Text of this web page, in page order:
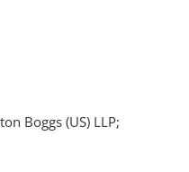
Boggs (US) LLP;